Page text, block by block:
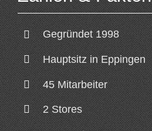
Gegründet 1998
Hauptsitz in Eppingen
45 Mitarbeiter
2 Stores